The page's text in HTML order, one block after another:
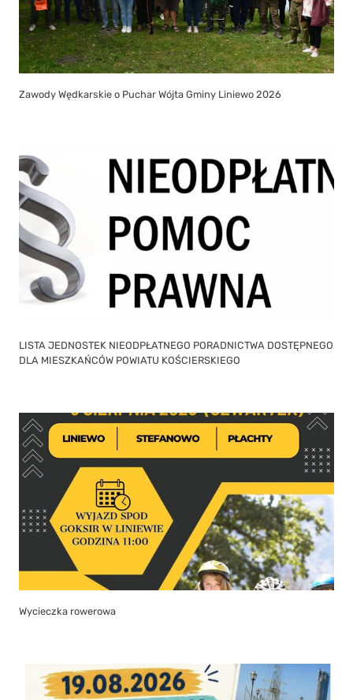
Zawody Wędkarskie o Puchar Wójta Gminy Liniewo 2026
LISTA JEDNOSTEK NIEODPŁATNEGO PORADNICTWA DOSTĘPNEGO
DLA MIESZKAŃCÓW POWIATU KOŚCIERSKIEGO
Wycieczka rowerowa